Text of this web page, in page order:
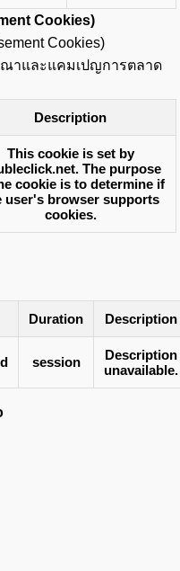
Cookies)
Cookies)
าและแคมเปญการตลาด
Description
This cookie is set by
The purpose
cookie is to determine if
user's browser supports
cookies.
Duration Description
session
Description
unavailable.